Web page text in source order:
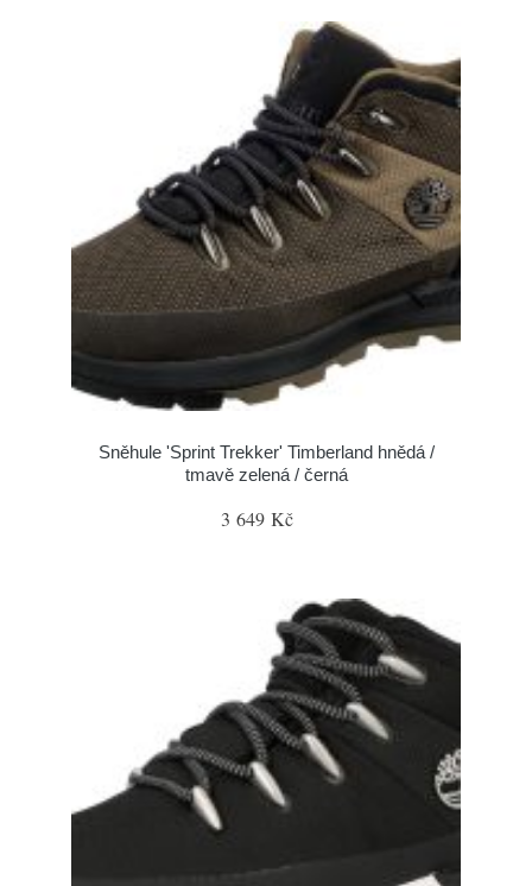
Sněhule 'Sprint Trekker' Timberland hnědá /
tmavě zelená / černá
3 649 Kč